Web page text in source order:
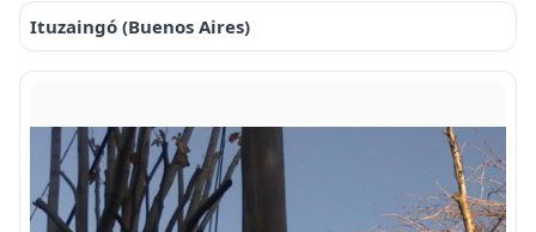
Ituzaingó (Buenos Aires)